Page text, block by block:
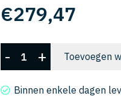
€279,47
UDCLBH
2015-
0200
- + Toevoegen
Binnen enkele dagen